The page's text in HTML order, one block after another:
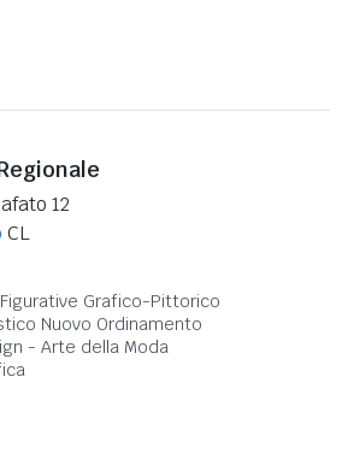
12
CL
Grafico-Pittorico
Nuovo Ordinamento
- Arte della Moda